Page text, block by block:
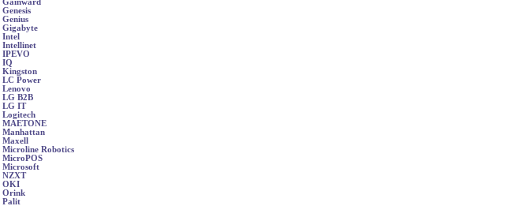
Gainward
Genesis
Genius
Gigabyte
Intel
Intellinet
IPEVO
IQ
Kingston
LC Power
Lenovo
LG B2B
LG IT
Logitech
MAETONE
Manhattan
Maxell
Microline Robotics
MicroPOS
Microsoft
NZXT
OKI
Orink
Palit